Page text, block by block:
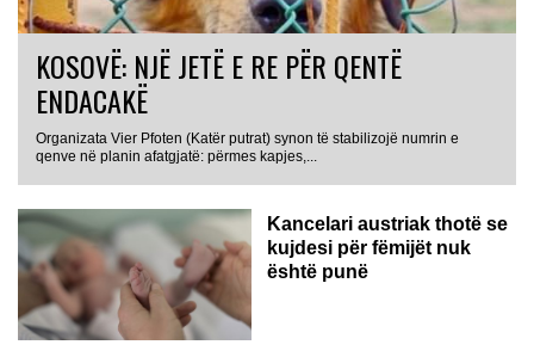
KOSOVË: NJË JETË E RE PËR QENTË
ENDACAKË
Organizata Vier Pfoten (Katër putrat) synon të stabilizojë numrin e
qenve në planin afatgjatë: përmes kapjes,...
Kancelari austriak thotë se
kujdesi për fëmijët nuk
është punë